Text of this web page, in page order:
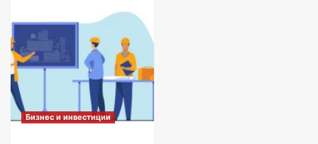
Бизнес и инвестиции